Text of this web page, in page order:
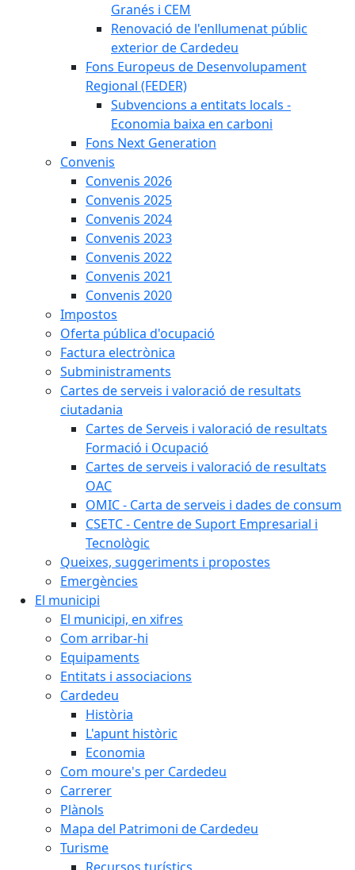
Granés i CEM
Renovació de l'enllumenat públic
exterior de Cardedeu
Fons Europeus de Desenvolupament
Regional (FEDER)
Subvencions a entitats locals -
Economia baixa en carboni
Fons Next Generation
Convenis
Convenis 2026
Convenis 2025
Convenis 2024
Convenis 2023
Convenis 2022
Convenis 2021
Convenis 2020
Impostos
Oferta pública d'ocupació
Factura electrònica
Subministraments
Cartes de serveis i valoració de resultats
ciutadania
Cartes de Serveis i valoració de resultats
Formació i Ocupació
Cartes de serveis i valoració de resultats
OAC
OMIC - Carta de serveis i dades de consum
CSETC - Centre de Suport Empresarial i
Tecnològic
Queixes, suggeriments i propostes
Emergències
El municipi
El municipi, en xifres
Com arribar-hi
Equipaments
Entitats i associacions
Cardedeu
Història
L'apunt històric
Economia
Com moure's per Cardedeu
Carrerer
Plànols
Mapa del Patrimoni de Cardedeu
Turisme